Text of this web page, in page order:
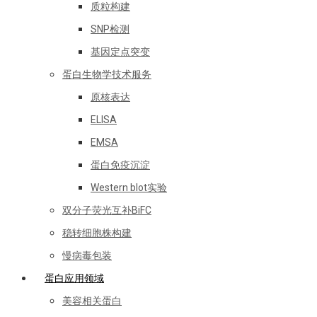
质粒构建
SNP检测
基因定点突变
蛋白生物学技术服务
原核表达
ELISA
EMSA
蛋白免疫沉淀
Western blot实验
双分子荧光互补BiFC
稳转细胞株构建
慢病毒包装
蛋白应用领域
美容相关蛋白